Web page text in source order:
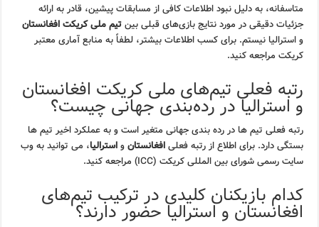
متاسفانه، به دلیل نبود اطلاعات کافی از مسابقات پیشین، قادر به ارائه
جزئیات دقیقی در مورد نتایج بازی‌های قبلی بینتیم ملی کریکت افغانستان
و استرالیا نیستم. برای کسب اطلاعات بیشتر، لطفاً به منابع آماری معتبر
کریکت مراجعه کنید.
رتبه فعلی تیم‌های ملی کریکت افغانستان
و استرالیا در رده‌بندی جهانی چیست؟
رتبه فعلی تیم ها در رده بندی جهانی متغیر است و به عملکرد اخیر تیم ها
بستگی دارد. برای اطلاع از رتبه فعلیافغانستانواسترالیا، می توانید به وب
سایت رسمی شورای بین المللی کریکت (ICC) مراجعه کنید.
کدام بازیکنان کلیدی در ترکیب تیم‌های
افغانستان و استرالیا حضور دارند؟